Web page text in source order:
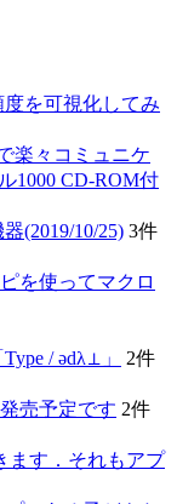
を可視化してみ
楽々コミュニケ
1000 CD-ROM付
(2019/10/25) 3件
を使ってマクロ
/ ǝdλ⊥」
2件
売予定です 2件
ます．それもアプ